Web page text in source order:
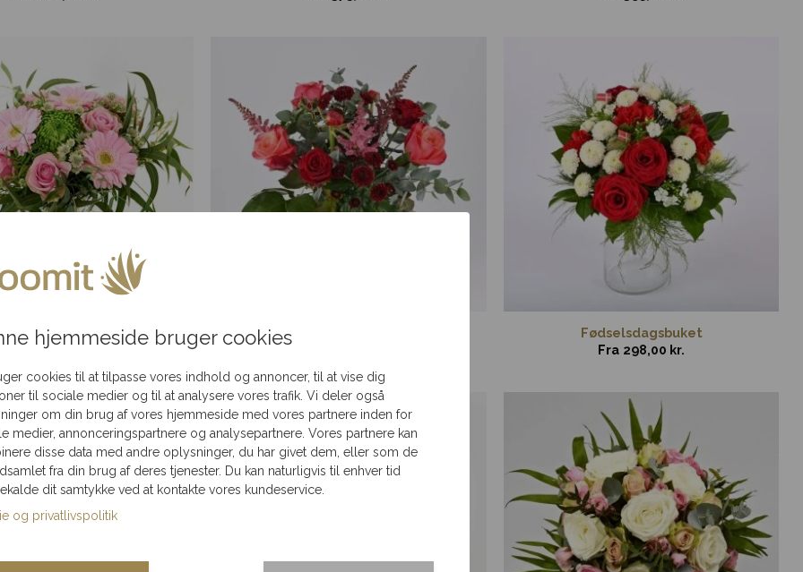
hjemmeside bruger cookies
cookies til at tilpasse vores indhold og annoncer, til at vise dig
til sociale medier og til at analysere vores trafik. Vi deler også
om din brug af vores hjemmeside med vores partnere inden for
medier, annonceringspartnere og analysepartnere. Vores partnere kan
disse data med andre oplysninger, du har givet dem, eller som de
fra din brug af deres tjenester. Du kan naturligvis til enhver tid
dit samtykke ved at kontakte vores kundeservice.
og privatlivspolitik
tæt lyserød buket
Fra
300,00kr.
Fødselsdagsbuket
Fra 298,00 kr.